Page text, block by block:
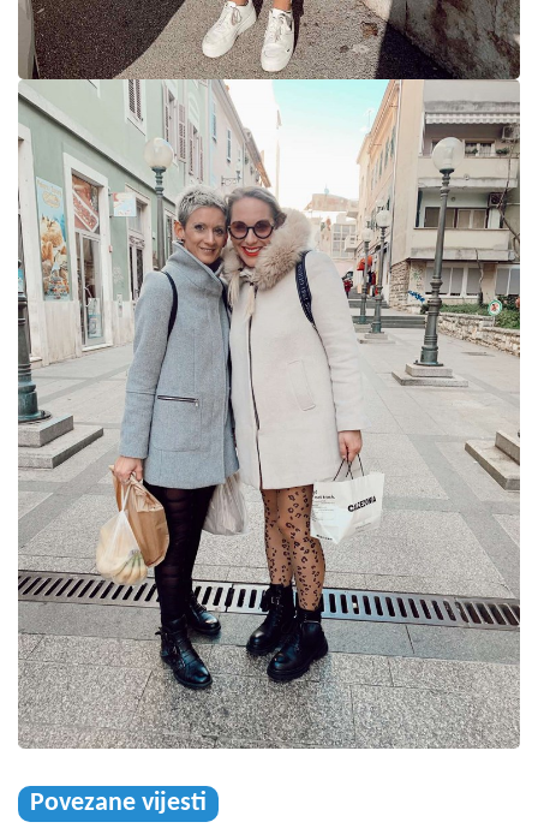
Povezane vijesti